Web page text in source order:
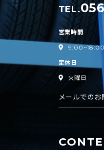
TEL.
営業時間
9:00~18:00
定休日
火曜日
メールでのお